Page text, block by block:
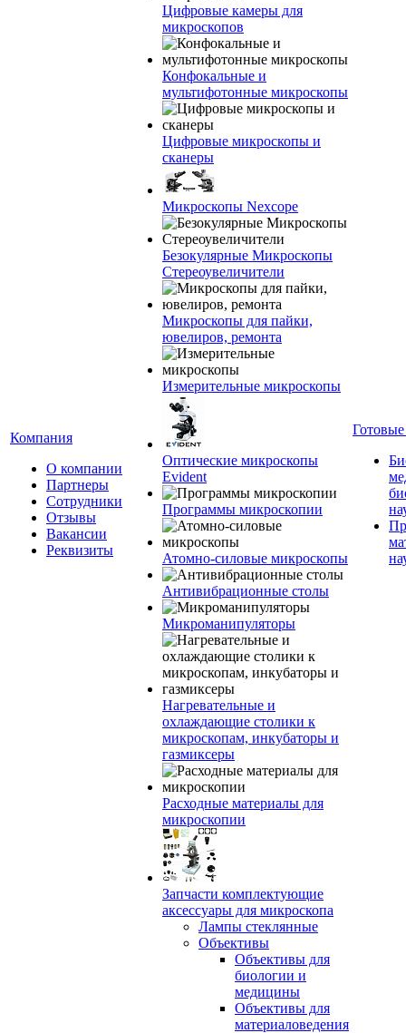
Компания
О компании
Партнеры
Сотрудники
Отзывы
Вакансии
Реквизиты
Цифровые камеры для
микроскопов
Конфокальные и
мультифотонные микроскопы
Цифровые микроскопы и
сканеры
Микроскопы Nexcope
Безокулярные Микроскопы
Стереоувеличители
Микроскопы для пайки,
ювелиров, ремонта
Измерительные микроскопы
Оптические микроскопы
Evident
Программы микроскопии
Атомно-силовые микроскопы
Антивибрационные столы
Микроманипуляторы
Нагревательные и
охлаждающие столики к
микроскопам, инкубаторы и
газмиксеры
Расходные материалы для
микроскопии
Запчасти комплектующие
аксессуары для микроскопа
Лампы стеклянные
Объективы
Объективы для
биологии и
медицины
Объективы для
материаловедения